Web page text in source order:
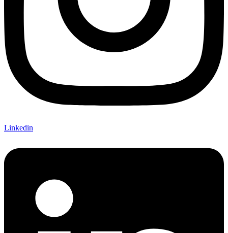
Linkedin